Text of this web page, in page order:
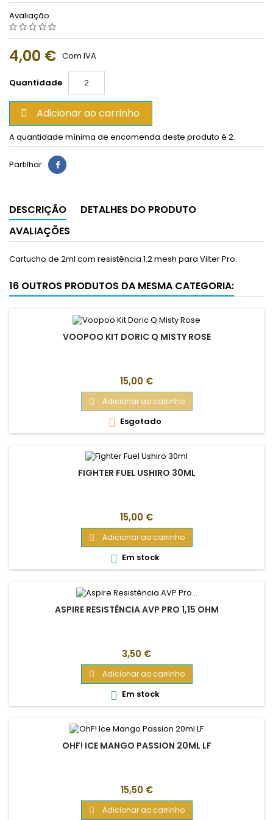
Avaliação
4,00 € Com IVA
Quantidade
 Adicionar ao carrinho
A quantidade mínima de encomenda deste produto é 2.
Partilhar
DESCRIÇÃO
DETALHES DO PRODUTO
AVALIAÇÕES
Cartucho de 2ml com resistência 1.2 mesh para Vilter Pro.
16 OUTROS PRODUTOS DA MESMA CATEGORIA:
VOOPOO KIT DORIC Q MISTY ROSE
Preço
15,00 €
 Adicionar ao carrinho
 Esgotado
FIGHTER FUEL USHIRO 30ML
Preço
15,00 €
 Adicionar ao carrinho
 Em stock
ASPIRE RESISTÊNCIA AVP PRO 1,15 OHM
Preço
3,50 €
 Adicionar ao carrinho
 Em stock
OHF! ICE MANGO PASSION 20ML LF
Preço
15,50 €
 Adicionar ao carrinho